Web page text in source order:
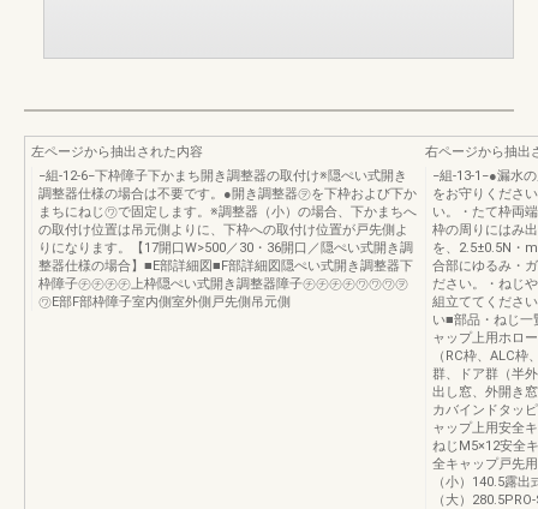
左ページから抽出された内容
−組-12-6−下枠障子下かまち開き調整器の取付け※隠ぺい式開き
調整器仕様の場合は不要です。●開き調整器㋾を下枠および下か
まちにねじ㋻で固定します。※調整器（小）の場合、下かまちへ
の取付け位置は吊元側よりに、下枠への取付け位置が戸先側よ
りになります。【17開口W>500／30・36開口／隠ぺい式開き調
整器仕様の場合】■E部詳細図■F部詳細図隠ぺい式開き調整器下
枠障子㋠㋠㋠㋠上枠隠ぺい式開き調整器障子㋠㋠㋠㋠㋻㋻㋻㋾
㋻E部F部枠障子室内側室外側戸先側吊元側
右ページから抽出
−組-13-1−●漏水
をお守りくださ
い。・たて枠両
枠の周りにはみ
を、2.5±0.5N・
合部にゆるみ・
ださい。・ねじ
組立ててくださ
い■部品・ねじ
ャップ上用ホロ
（RC枠、ALC
群、ドア群（半
出し窓、外開き
カバインドタッ
ャップ上用安全
ねじM5×12安全
全キャップ戸先
（小）140.5露
（大）